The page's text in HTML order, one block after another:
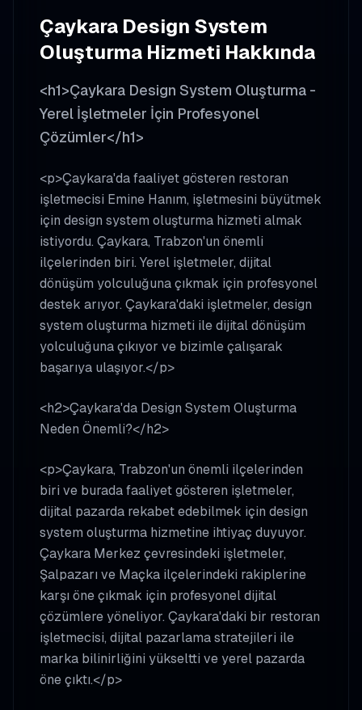
Çaykara Design System
Oluşturma Hizmeti Hakkında
<h1>Çaykara Design System Oluşturma -
Yerel İşletmeler İçin Profesyonel
Çözümler</h1>
<p>Çaykara'da faaliyet gösteren restoran
işletmecisi Emine Hanım, işletmesini büyütmek
için design system oluşturma hizmeti almak
istiyordu. Çaykara, Trabzon'un önemli
ilçelerinden biri. Yerel işletmeler, dijital
dönüşüm yolculuğuna çıkmak için profesyonel
destek arıyor. Çaykara'daki işletmeler, design
system oluşturma hizmeti ile dijital dönüşüm
yolculuğuna çıkıyor ve bizimle çalışarak
başarıya ulaşıyor.</p>
<h2>Çaykara'da Design System Oluşturma
Neden Önemli?</h2>
<p>Çaykara, Trabzon'un önemli ilçelerinden
biri ve burada faaliyet gösteren işletmeler,
dijital pazarda rekabet edebilmek için design
system oluşturma hizmetine ihtiyaç duyuyor.
Çaykara Merkez çevresindeki işletmeler,
Şalpazarı ve Maçka ilçelerindeki rakiplerine
karşı öne çıkmak için profesyonel dijital
çözümlere yöneliyor. Çaykara'daki bir restoran
işletmecisi, dijital pazarlama stratejileri ile
marka bilinirliğini yükseltti ve yerel pazarda
öne çıktı.</p>